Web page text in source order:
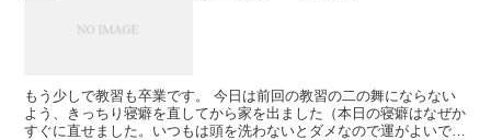
もう少しで教習も卒業です。 今日は前回の教習の二の舞にならない
よう、きっちり寝癖を直してから家を出ました（本日の寝癖はなぜか
すぐに直せました。いつもは頭を洗わないとダメなので運がよいで